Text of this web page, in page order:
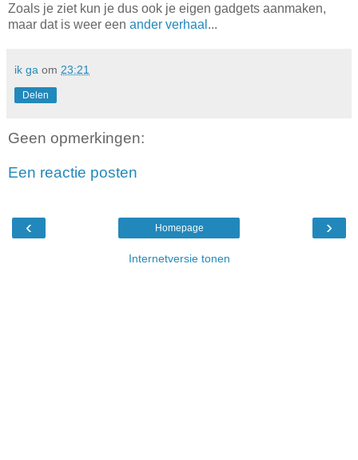
Zoals je ziet kun je dus ook je eigen gadgets aanmaken,
maar dat is weer een ander verhaal ...
ik ga om 23:21
Delen
Geen opmerkingen:
Een reactie posten
‹ ›
Homepage
Internetversie tonen